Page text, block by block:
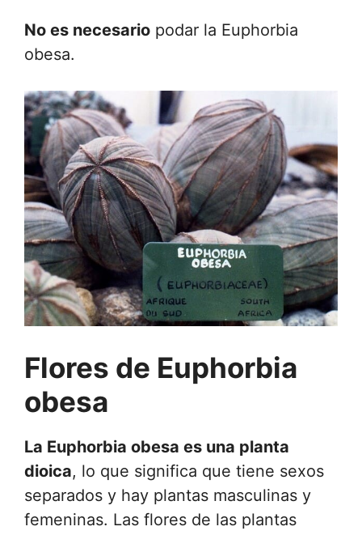
No es necesario podar la Euphorbia
obesa.
Flores de Euphorbia
obesa
La Euphorbia obesa es una planta
dioica, lo que significa que tiene sexos
separados y hay plantas masculinas y
femeninas. Las flores de las plantas